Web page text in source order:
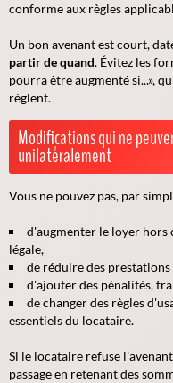
conforme aux règles
Un bon avenant est court,
partir de quand. Évitez les
pourra être augmenté si...»,
règlent.
Modifications qui ne
unilatéralement
Vous ne pouvez pas, par
d'augmenter le loyer
légale,
de réduire des prestations
d'ajouter des pénalités,
de changer des règles
essentiels du locataire.
Si le locataire refuse
passage en retenant des